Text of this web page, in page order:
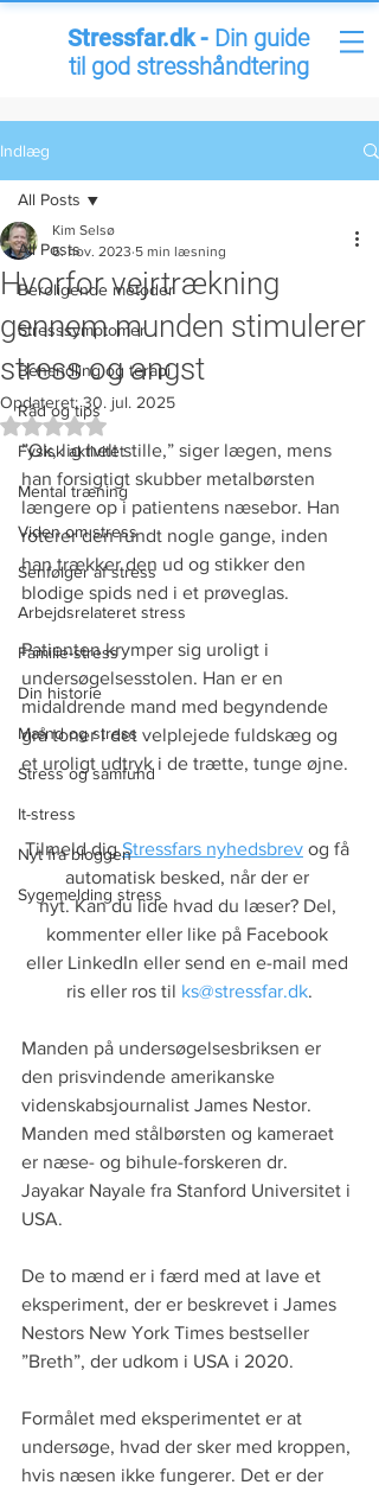
Stressfar.dk - Din guide
til god stresshåndtering
Indlæg
All Posts
Beroligende metoder
Stresssymptomer
Behandling og terapi
Råd og tips
Fysisk aktivitet
Mental træning
Viden om stress
Senfølger af stress
Arbejdsrelateret stress
Familie-stress
Din historie
Mænd og stress
Stress og samfund
It-stress
Nyt fra bloggen
Sygemelding stress
All Posts
Hvorfor vejrtrækning
gennem munden stimulerer
stress og angst
Kim Selsø
6. nov. 2023 5 min læsning
Opdateret:30. jul. 2025
Bedømt til NaN ud af 5 stjerner.
”Ok, lig helt stille,” siger lægen, mens
han forsigtigt skubber metalbørsten
længere op i patientens næsebor. Han
roterer den rundt nogle gange, inden
han trækker den ud og stikker den
blodige spids ned i et prøveglas.
Patienten krymper sig uroligt i
undersøgelsesstolen. Han er en
midaldrende mand med begyndende
grå toner i det velplejede fuldskæg og
et uroligt udtryk i de trætte, tunge øjne.
Tilmeld dig Stressfars nyhedsbrev og få
automatisk besked, når der er
nyt. Kan du lide hvad du læser? Del,
kommenter eller like på Facebook
eller LinkedIn eller send en e-mail med
ris eller ros til ks@stressfar.dk.
Manden på undersøgelsesbriksen er
den prisvindende amerikanske
videnskabsjournalist James Nestor.
Manden med stålbørsten og kameraet
er næse- og bihule-forskeren dr.
Jayakar Nayale fra Stanford Universitet i
USA.
De to mænd er i færd med at lave et
eksperiment, der er beskrevet i James
Nestors New York Times bestseller
”Breth”, der udkom i USA i 2020.
Formålet med eksperimentet er at
undersøge, hvad der sker med kroppen,
hvis næsen ikke fungerer. Det er der